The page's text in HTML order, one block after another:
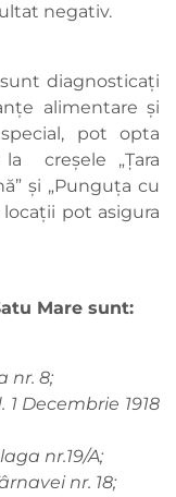
negativ.
diagnosticați
alimentare și
pot opta
creșele „Țara
și „Punguța cu
pot asigura
Mare sunt:
nr. 8;
Decembrie 1918
nr.19/A;
nr. 18;